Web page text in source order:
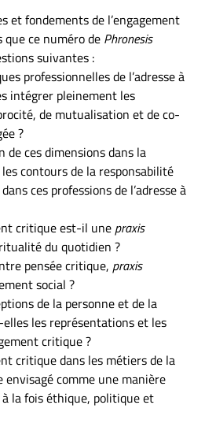
et fondements de l’engagement
ce numéro de Phronesis
suivantes :
professionnelles de l’adresse à
intégrer pleinement les
de mutualisation et de co-
?
de ces dimensions dans la
contours de la responsabilité
ces professions de l’adresse à
critique est-il une praxis
du quotidien ?
pensée critique, praxis
social ?
de la personne et de la
les représentations et les
critique ?
critique dans les métiers de la
comme une manière
à la fois éthique, politique et